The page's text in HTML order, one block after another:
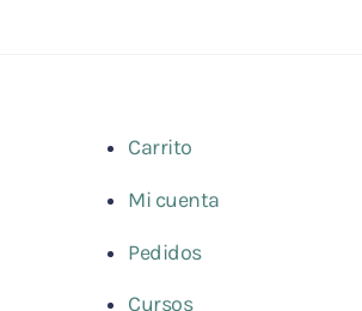
Carrito
Mi cuenta
Pedidos
Cursos